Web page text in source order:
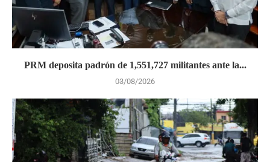
PRM deposita padrón de 1,551,727 militantes ante la...
03/08/2026